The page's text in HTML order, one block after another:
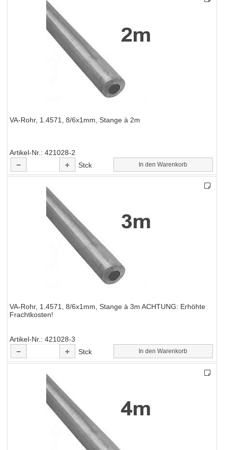
VA-Rohr, 1.4571, 8/6x1mm, Stange à 2m
Artikel-Nr.
421028-2
Stck
In den Warenkorb
VA-Rohr, 1.4571, 8/6x1mm, Stange à 3m ACHTUNG: Erhöhte
Frachtkosten!
Artikel-Nr. 421028-3
Stck
In den Warenkorb